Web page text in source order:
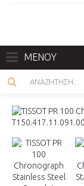
ΜΕΝΟΥ